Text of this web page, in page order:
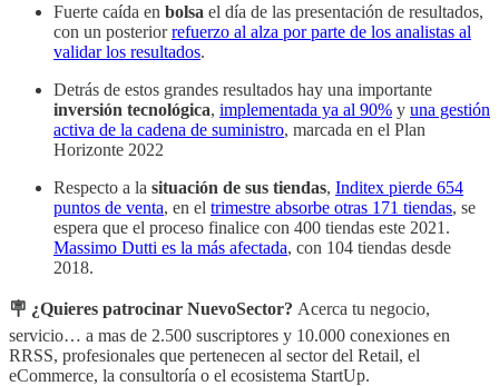
Fuerte caída en bolsa el día de las presentación de resultados,
con un posteriorrefuerzo al alza por parte de los analistas al
validar los resultados.
Detrás de estos grandes resultados hay una importante
inversión tecnológica, implementada ya al 90% y una gestión
activa de la cadena de suministro, marcada en el Plan
Horizonte 2022
Respecto a la situación de sus tiendas, Inditex pierde 654
puntos de venta, en el trimestre absorbe otras 171 tiendas, se
espera que el proceso finalice con 400 tiendas este 2021.
Massimo Dutti es la más afectada, con 104 tiendas desde
2018.
🪧 ¿Quieres patrocinar NuevoSector? Acerca tu negocio,
servicio… a mas de 2.500 suscriptores y 10.000 conexiones en
RRSS, profesionales que pertenecen al sector del Retail, el
eCommerce, la consultoría o el ecosistema StartUp.